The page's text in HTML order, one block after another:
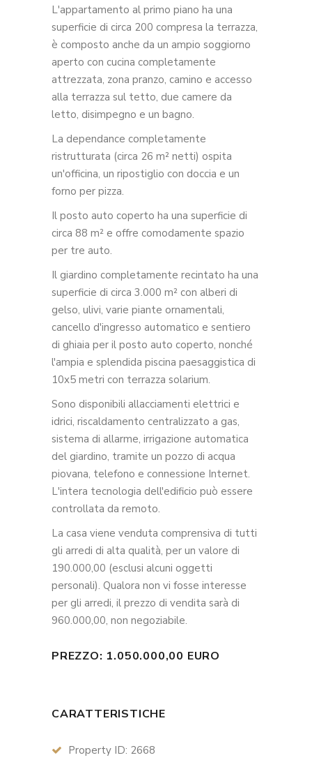
L'appartamento al primo piano ha una
superficie di circa 200 compresa la terrazza,
è composto anche da un ampio soggiorno
aperto con cucina completamente
attrezzata, zona pranzo, camino e accesso
alla terrazza sul tetto, due camere da
letto, disimpegno e un bagno.
La dependance completamente
ristrutturata (circa 26 m² netti) ospita
un'officina, un ripostiglio con doccia e un
forno per pizza.
Il posto auto coperto ha una superficie di
circa 88 m² e offre comodamente spazio
per tre auto.
Il giardino completamente recintato ha una
superficie di circa 3.000 m² con alberi di
gelso, ulivi, varie piante ornamentali,
cancello d'ingresso automatico e sentiero
di ghiaia per il posto auto coperto, nonché
l'ampia e splendida piscina paesaggistica di
10x5 metri con terrazza solarium.
Sono disponibili allacciamenti elettrici e
idrici, riscaldamento centralizzato a gas,
sistema di allarme, irrigazione automatica
del giardino, tramite un pozzo di acqua
piovana, telefono e connessione Internet.
L'intera tecnologia dell'edificio può essere
controllata da remoto.
La casa viene venduta comprensiva di tutti
gli arredi di alta qualità, per un valore di
190.000,00 (esclusi alcuni oggetti
personali). Qualora non vi fosse interesse
per gli arredi, il prezzo di vendita sarà di
960.000,00, non negoziabile.
PREZZO: 1.050.000,00 EURO
CARATTERISTICHE
Property ID: 2668